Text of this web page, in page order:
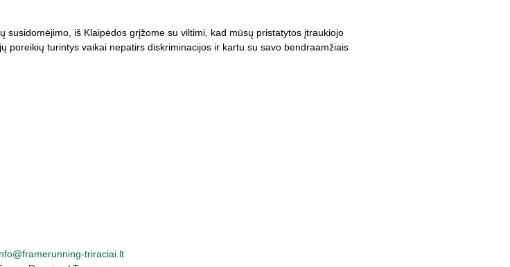
iš Klaipėdos grįžome su viltimi, kad mūsų pristatytos įtraukiojo
turintys vaikai nepatirs diskriminacijos ir kartu su savo bendraamžiais
triraciai.lt